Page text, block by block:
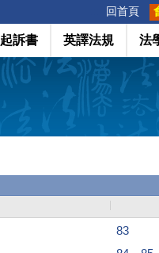
回首頁
起訴書 英譯法規 法
83